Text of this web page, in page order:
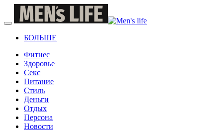
БОЛЬШЕ
Фитнес
Здоровье
Секс
Питание
Стиль
Деньги
Отдых
Персона
Новости